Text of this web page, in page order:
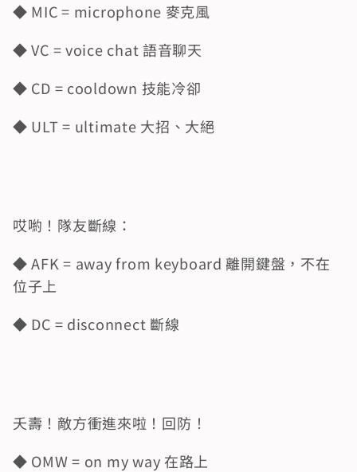
◆ MIC = microphone 麥克風
◆ VC = voice chat 語音聊天
◆ CD = cooldown 技能冷卻
◆ ULT = ultimate 大招、大絕
哎喲！隊友斷線：
◆ AFK = away from keyboard 離開鍵盤，不在
位子上
◆ DC = disconnect 斷線
夭壽！敵方衝進來啦！回防！
◆ OMW = on my way 在路上